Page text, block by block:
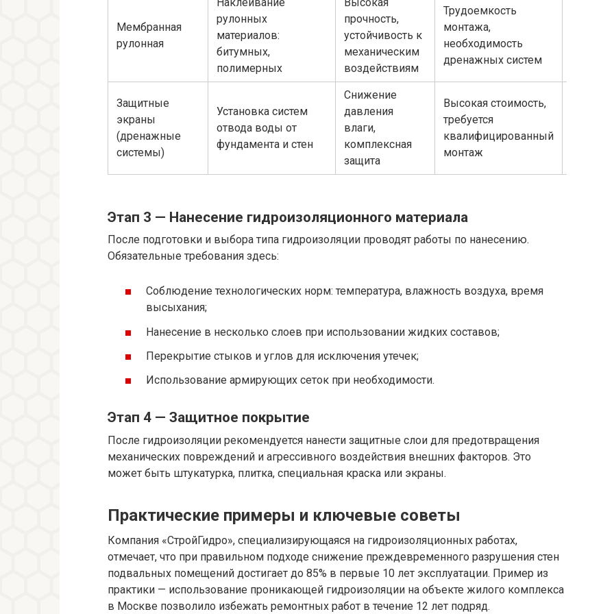
Мембранная
рулонная
рулонных
материалов:
битумных,
полимерных
прочность,
устойчивость к
механическим
воздействиям
Трудоемкость
монтажа,
необходимость
дренажных систем
Защитные
экраны
(дренажные
системы)
Установка систем
отвода воды от
фундамента и стен
Снижение
давления
влаги,
комплексная
защита
Высокая стоимость,
требуется
квалифицированный
монтаж
Этап 3 — Нанесение гидроизоляционного материала
После подготовки и выбора типа гидроизоляции проводят работы по нанесению.
Обязательные требования здесь:
Соблюдение технологических норм: температура, влажность воздуха, время
высыхания;
Нанесение в несколько слоев при использовании жидких составов;
Перекрытие стыков и углов для исключения утечек;
Использование армирующих сеток при необходимости.
Этап 4 — Защитное покрытие
После гидроизоляции рекомендуется нанести защитные слои для предотвращения
механических повреждений и агрессивного воздействия внешних факторов. Это
может быть штукатурка, плитка, специальная краска или экраны.
Практические примеры и ключевые советы
Компания «СтройГидро», специализирующаяся на гидроизоляционных работах,
отмечает, что при правильном подходе снижение преждевременного разрушения стен
подвальных помещений достигает до 85% в первые 10 лет эксплуатации. Пример из
практики — использование проникающей гидроизоляции на объекте жилого комплекса
в Москве позволило избежать ремонтных работ в течение 12 лет подряд.